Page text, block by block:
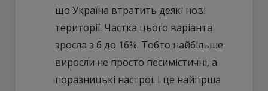
що Україна втратить деякі нові
території. Частка цього варіанта
зросла з 6 до 16%. Тобто найбільше
виросли не просто песимістичні, а
поразницькі настрої. І це найгірша